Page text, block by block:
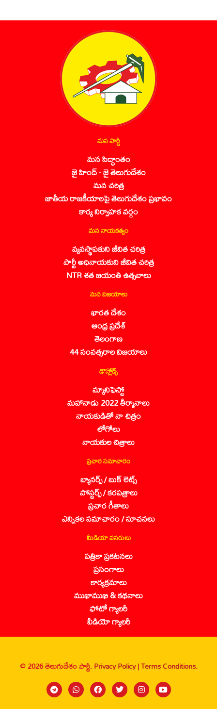
మన పార్టీ
మన సిద్ధాంతం
జై హింద్ - జై తెలుగుదేశం
మన చరిత్ర
జాతీయ రాజకీయాలపై తెలుగుదేశం ప్రభావం
కార్య నిర్వాహక వర్గం
మన నాయకత్వం
వ్యవస్థాపకుని జీవిత చరిత్ర
పార్టీ అధినాయకుని జీవిత చరిత్ర
NTR శత జయంతి ఉత్సవాలు
మన విజయాలు
భారత దేశం
ఆంధ్ర ప్రదేశ్
తెలంగాణ
44 సంవత్సరాల విజయాలు
డౌన్లోడ్స్
మ్యానిఫెస్టో
మహానాడు 2022 తీర్మానాలు
నాయకుడితో నా చిత్రం
లోగోలు
నాయకుల చిత్రాలు
ప్రచార సమాచారం
బ్యానర్స్ / బుక్ లెట్స్
పోస్టర్స్ / కరపత్రాలు
ప్రచార గీతాలు
ఎన్నికల సమాచారం / సూచనలు
మీడియా వనరులు
పత్రికా ప్రకటనలు
ప్రసంగాలు
కార్యక్రమాలు
ముఖాముఖి & కథనాలు
ఫోటో గ్యాలరీ
వీడియో గ్యాలరీ
© 2026 తెలుగుదేశం పార్టీ.Privacy Policy |Terms Conditions.